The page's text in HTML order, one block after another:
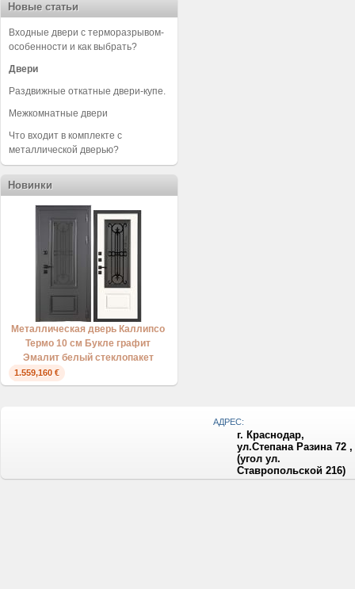
Новые статьи
Входные двери с терморазрывом-
особенности и как выбрать?
Двери
Раздвижные откатные двери-купе.
Межкомнатные двери
Что входит в комплекте с
металлической дверью?
Новинки
Металлическая дверь Каллипсо
Термо 10 см Букле графит
Эмалит белый стеклопакет
1.559,160 €
АДРЕС:
г. Краснодар,
ул.Степана Разина 72 ,
(угол ул.
Ставропольской 216)